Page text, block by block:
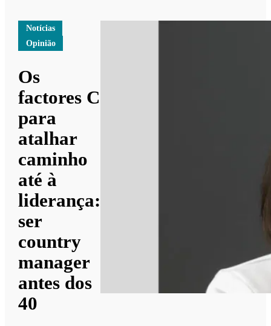
Notícias
Opinião
Os
factores C
para
atalhar
caminho
até à
liderança:
ser
country
manager
antes dos
40